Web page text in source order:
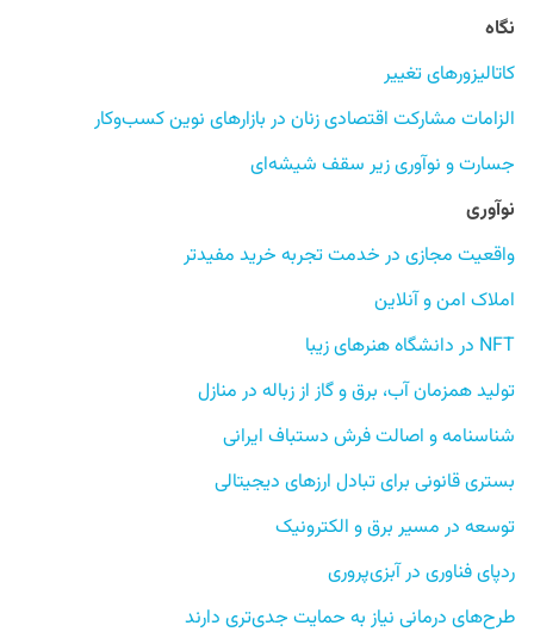
نگاه
کاتالیزورهای تغییر
الزامات مشارکت اقتصادی زنان در بازارهای نوین کسب‌وکار
جسارت و نوآوری زیر سقف شیشه‌ای
نوآوری
واقعیت مجازی در خدمت تجربه خرید مفیدتر
املاک امن و آنلاین
NFT در دانشگاه هنرهای زیبا
تولید همزمان آب، برق و گاز از زباله در منازل
شناسنامه و اصالت فرش دستباف ایرانی
بستری قانونی برای تبادل ارزهای دیجیتالی
توسعه در مسیر برق و الکترونیک
ردپای فناوری در آبزی‌پروری
طرح‌های درمانی نیاز به حمایت جدی‌تری دارند